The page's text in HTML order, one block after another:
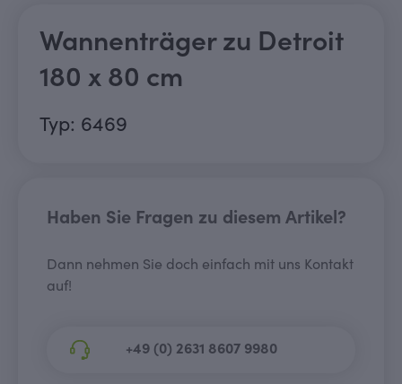
Wannenträger zu Detroit
180 x 80 cm
Typ: 6469
Haben Sie Fragen zu diesem Artikel?
Dann nehmen Sie doch einfach mit uns Kontakt
auf!
+49 (0) 2631 8607 9980